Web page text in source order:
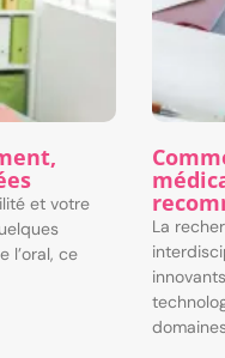
et votre
l’oral, ce
La